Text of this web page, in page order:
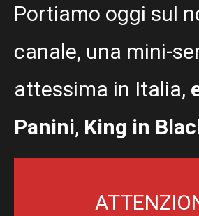
Portiamo oggi sul
canale, una mini-
attessima in Italia,
Panini, King in